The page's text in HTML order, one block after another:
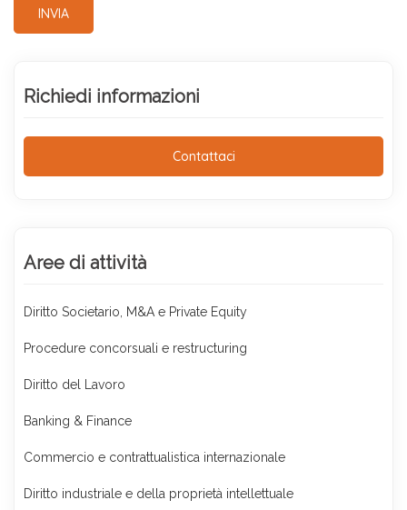
INVIA
Richiedi informazioni
Contattaci
Aree di attività
Diritto Societario, M&A e Private Equity
Procedure concorsuali e restructuring
Diritto del Lavoro
Banking & Finance
Commercio e contrattualistica internazionale
Diritto industriale e della proprietà intellettuale